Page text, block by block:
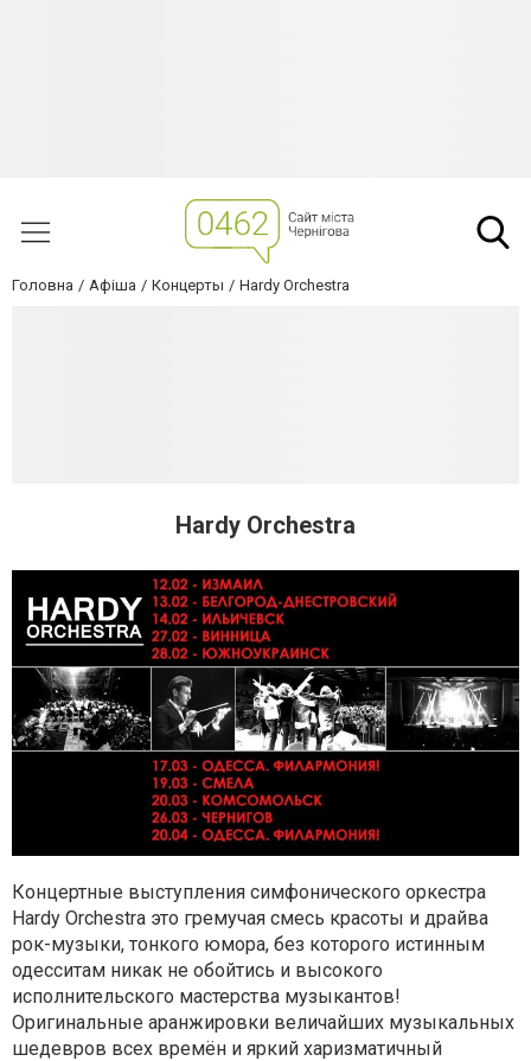
Головна Афіша Концерты Hardy Orchestra
Hardy Orchestra
Концертные выступления симфонического оркестра
Hardy Orchestra это гремучая смесь красоты и драйва
рок-музыки, тонкого юмора, без которого истинным
одесситам никак не обойтись и высокого
исполнительского мастерства музыкантов!
Оригинальные аранжировки величайших музыкальных
шедевров всех времён и яркий харизматичный